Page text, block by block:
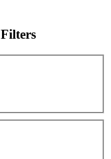
Filters